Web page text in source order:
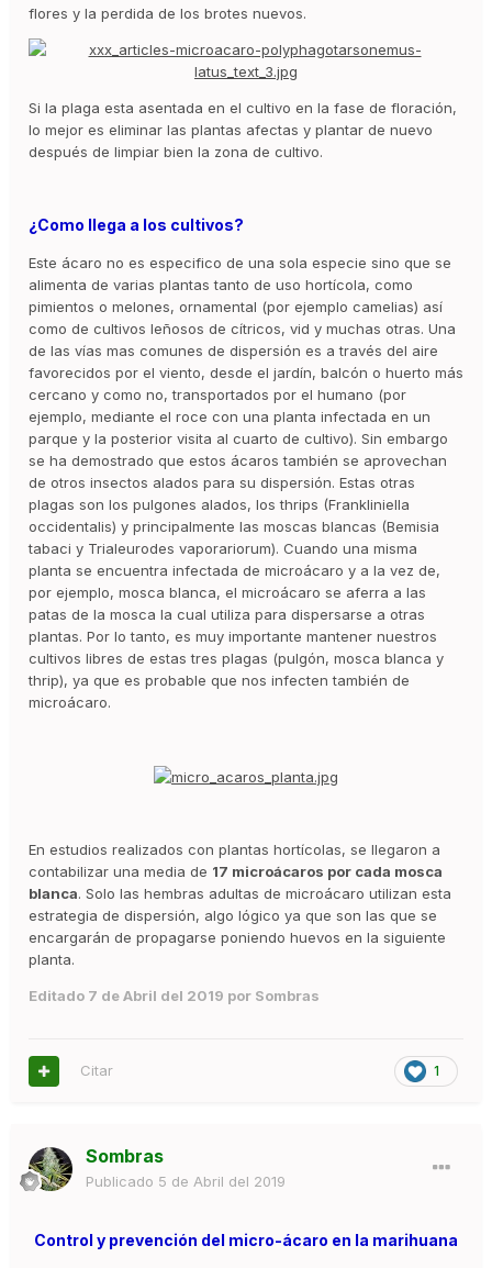
flores y la perdida de los brotes nuevos.
Si la plaga esta asentada en el cultivo en la fase de floración,
lo mejor es eliminar las plantas afectas y plantar de nuevo
después de limpiar bien la zona de cultivo.
¿Como llega a los cultivos?
Este ácaro no es especifico de una sola especie sino que se
alimenta de varias plantas tanto de uso hortícola, como
pimientos o melones, ornamental (por ejemplo camelias) así
como de cultivos leñosos de cítricos, vid y muchas otras. Una
de las vías mas comunes de dispersión es a través del aire
favorecidos por el viento, desde el jardín, balcón o huerto más
cercano y como no, transportados por el humano (por
ejemplo, mediante el roce con una planta infectada en un
parque y la posterior visita al cuarto de cultivo). Sin embargo
se ha demostrado que estos ácaros también se aprovechan
de otros insectos alados para su dispersión. Estas otras
plagas son los pulgones alados, los thrips (Frankliniella
occidentalis) y principalmente las moscas blancas (Bemisia
tabaci y Trialeurodes vaporariorum). Cuando una misma
planta se encuentra infectada de microácaro y a la vez de,
por ejemplo, mosca blanca, el microácaro se aferra a las
patas de la mosca la cual utiliza para dispersarse a otras
plantas. Por lo tanto, es muy importante mantener nuestros
cultivos libres de estas tres plagas (pulgón, mosca blanca y
thrip), ya que es probable que nos infecten también de
microácaro.
En estudios realizados con plantas hortícolas, se llegaron a
contabilizar una media de 17 microácaros por cada mosca
blanca. Solo las hembras adultas de microácaro utilizan esta
estrategia de dispersión, algo lógico ya que son las que se
encargarán de propagarse poniendo huevos en la siguiente
planta.
Editado 7 de Abril del 2019 por Sombras
1
Citar
Sombras
Publicado 5 de Abril del 2019
Control y prevención del micro-ácaro en la marihuana